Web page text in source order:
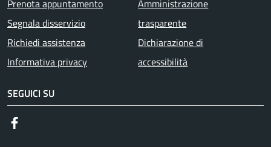
Prenota appuntamento
Segnala disservizio
Richiedi assistenza
Informativa privacy
Amministrazione
trasparente
Dichiarazione di
accessibilità
SEGUICI SU